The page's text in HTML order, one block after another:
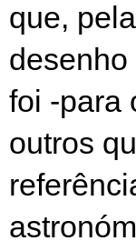
que,
foi -para
outros